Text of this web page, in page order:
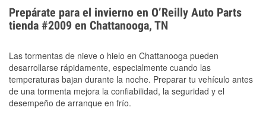
el sobrecalentamiento en condiciones de frío
extremo. Aprende cómo comprobar la protección
anticongelante en nuestra sección How-To.
Prepárate para el invierno en O’Reilly Auto Parts
tienda #2009 en Chattanooga, TN
Las tormentas de nieve o hielo en Chattanooga pueden
desarrollarse rápidamente, especialmente cuando las
temperaturas bajan durante la noche. Preparar tu vehículo antes
de una tormenta mejora la confiabilidad, la seguridad y el
desempeño de arranque en frío.